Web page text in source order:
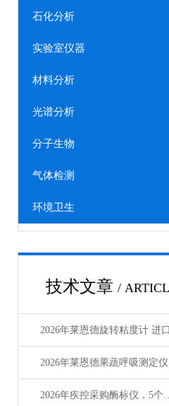
石化分析
实验室仪器
材料分析
光谱分析
分子生物
气体检测
环境卫生
技术文章 /
2026年疾控采购